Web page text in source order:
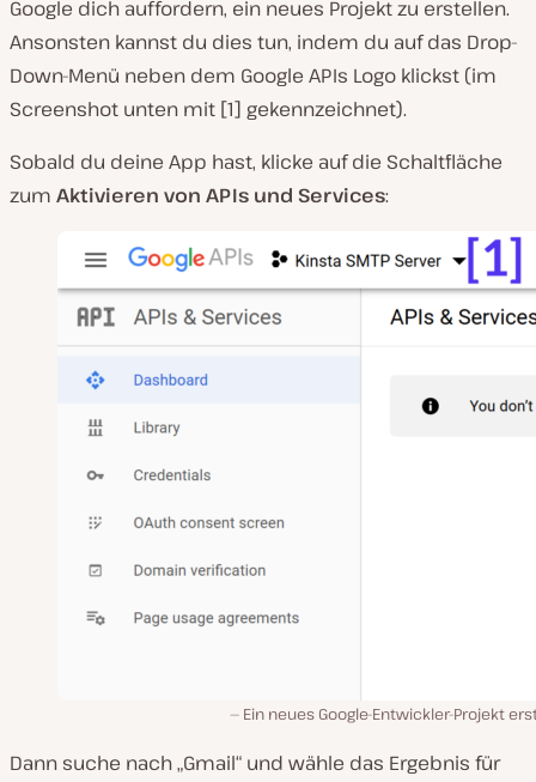
Google dich auffordern, ein neues Projekt zu erstellen.
Ansonsten kannst du dies tun, indem du auf das Drop-
Down-Menü neben dem Google APIs Logo klickst (im
Screenshot unten mit [1] gekennzeichnet).
Sobald du deine App hast, klicke auf die Schaltfläche
zum Aktivieren von APIs und Services:
Ein neues Google-Entwickler-Projekt
Dann suche nach „Gmail“ und wähle das Ergebnis für